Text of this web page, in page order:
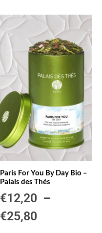
Paris For You By Day Bio –
Palais des Thés
€12,20 –
€25,80